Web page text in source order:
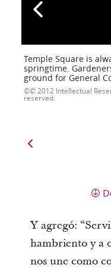
Temple Square is
springtime.
ground for General
© 2012 Intellectual
reserved.
Y agregó:
hambriento y a
nos une como